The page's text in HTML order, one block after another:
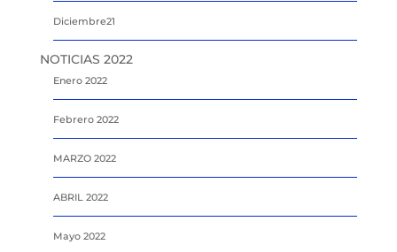
Diciembre21
NOTICIAS 2022
Enero 2022
Febrero 2022
MARZO 2022
ABRIL 2022
Mayo 2022